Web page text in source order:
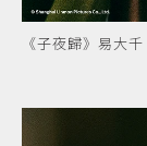
《子夜歸》易大